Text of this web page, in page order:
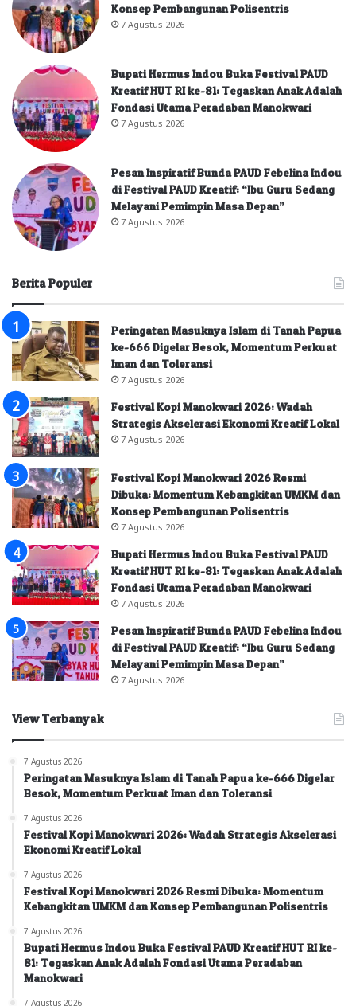
Konsep Pembangunan Polisentris
7 Agustus 2026
Bupati Hermus Indou Buka Festival PAUD
Kreatif HUT RI ke-81: Tegaskan Anak Adalah
Fondasi Utama Peradaban Manokwari
7 Agustus 2026
Pesan Inspiratif Bunda PAUD Febelina Indou
di Festival PAUD Kreatif: “Ibu Guru Sedang
Melayani Pemimpin Masa Depan”
7 Agustus 2026
Berita Populer
Peringatan Masuknya Islam di Tanah Papua
ke-666 Digelar Besok, Momentum Perkuat
Iman dan Toleransi
7 Agustus 2026
Festival Kopi Manokwari 2026: Wadah
Strategis Akselerasi Ekonomi Kreatif Lokal
7 Agustus 2026
Festival Kopi Manokwari 2026 Resmi
Dibuka: Momentum Kebangkitan UMKM dan
Konsep Pembangunan Polisentris
7 Agustus 2026
Bupati Hermus Indou Buka Festival PAUD
Kreatif HUT RI ke-81: Tegaskan Anak Adalah
Fondasi Utama Peradaban Manokwari
7 Agustus 2026
Pesan Inspiratif Bunda PAUD Febelina Indou
di Festival PAUD Kreatif: “Ibu Guru Sedang
Melayani Pemimpin Masa Depan”
7 Agustus 2026
View Terbanyak
7 Agustus 2026
Peringatan Masuknya Islam di Tanah Papua ke-666 Digelar
Besok, Momentum Perkuat Iman dan Toleransi
7 Agustus 2026
Festival Kopi Manokwari 2026: Wadah Strategis Akselerasi
Ekonomi Kreatif Lokal
7 Agustus 2026
Festival Kopi Manokwari 2026 Resmi Dibuka: Momentum
Kebangkitan UMKM dan Konsep Pembangunan Polisentris
7 Agustus 2026
Bupati Hermus Indou Buka Festival PAUD Kreatif HUT RI ke-
81: Tegaskan Anak Adalah Fondasi Utama Peradaban
Manokwari
7 Agustus 2026